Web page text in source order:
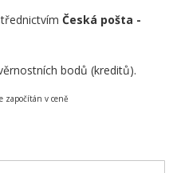
Česká pošta -
bodů (kreditů).
započítán v ceně